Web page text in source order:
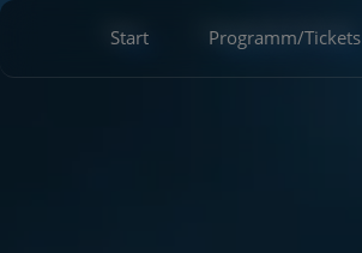
Start Programm/Tickets